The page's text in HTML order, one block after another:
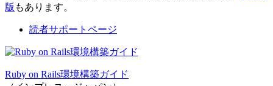
版 もあります。
読者サポートページ
Ruby on Rails環境構築ガイド